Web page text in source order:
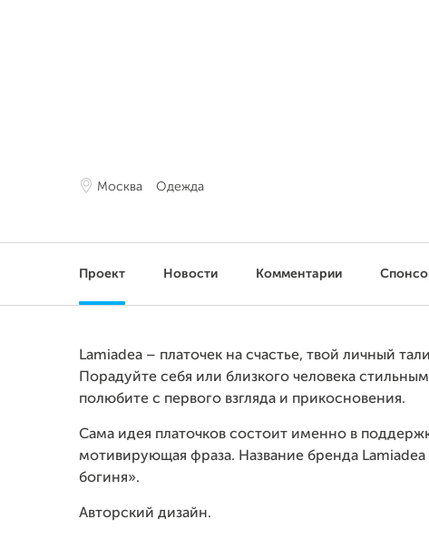
Москва Одежда
Проект Новости Комментарии
Lamiadea – платочек на счастье, твой личный
Порадуйте себя или близкого человека
полюбите с первого взгляда и прикосновения.
Сама идея платочков состоит именно в
мотивирующая фраза. Название бренда Lamiadea
богиня».
Авторский дизайн.